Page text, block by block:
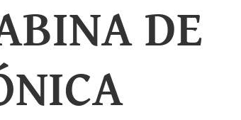
DE